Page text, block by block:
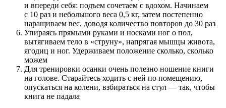
и впереди себя: подъем сочетаем с вдохом. Начинаем
с 10 раз и небольшого веса 0,5 кг, затем постепенно
наращиваем вес, доводя количество повторов до 30 раз
Упираясь прямыми руками и носками ног о пол,
вытягиваем тело в «струну», напрягая мышцы живота,
ягодиц и ног. Удерживаем положение сколько, сколько
можем
Для тренировки осанки очень полезно ношение книги
на голове. Старайтесь ходить с ней по помещению,
опускаться на колени, взбираться на стул — так, чтобы
книга не падала